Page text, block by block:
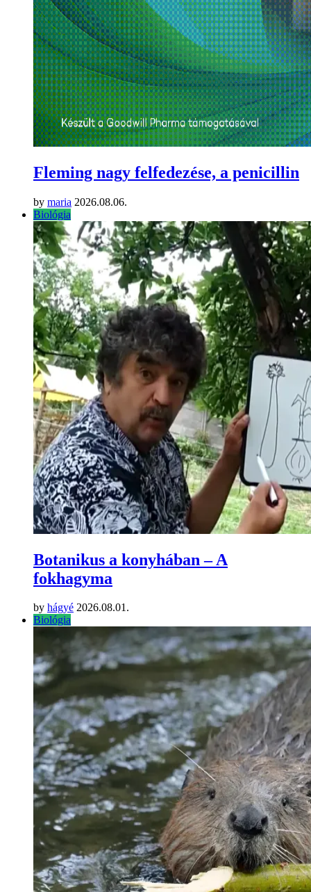
Fleming nagy felfedezése, a penicillin
by maria 2026.08.06.
Biológia
Botanikus a konyhában – A
fokhagyma
by hágyé 2026.08.01.
Biológia